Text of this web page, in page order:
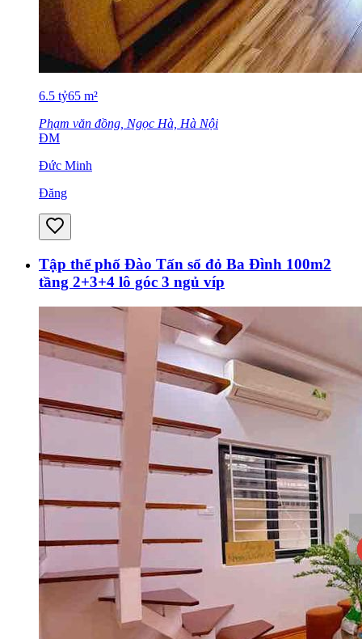
6.5 tỷ65 m²
Phạm văn đồng, Ngọc Hà, Hà Nội
ĐM
Đức Minh
Đăng
Tập thể phố Đào Tấn sổ đỏ Ba Đình 100m2
tầng 2+3+4 lô góc 3 ngủ víp